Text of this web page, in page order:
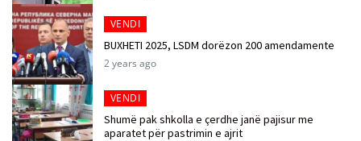
VENDI
BUXHETI 2025, LSDM dorëzon 200 amendamente
2 years ago
VENDI
Shumë pak shkolla e çerdhe janë pajisur me
aparatet për pastrimin e ajrit